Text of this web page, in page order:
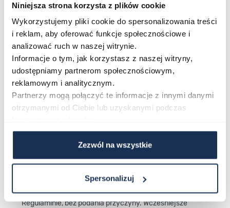
Niniejsza strona korzysta z plików cookie
Wykorzystujemy pliki cookie do spersonalizowania treści
i reklam, aby oferować funkcje społecznościowe i
analizować ruch w naszej witrynie.
Informacje o tym, jak korzystasz z naszej witryny,
udostępniamy partnerom społecznościowym,
reklamowym i analitycznym.
Partnerzy mogą połączyć te informacje z innymi danymi
otrzymanymi od Ciebie lub uzyskanymi podczas
Zezwól na wszystkie
Spersonalizuj
3.2.6 Za zakupy, w których została wykorzystana
3.2.7 Przyznane bony nie podlegają wymianie na
gotówkę.
4. Postanowienia końcowe
4.1. Niniejszy regulamin dostępny jest w Salonach Time
Trend oraz w sklepie internetowym timetrend.pl
4.2. Organizator zastrzega sobie prawo do zakończenia
Promocji we wcześniejszym terminie niż wskazany w
Regulaminie, bez podania przyczyny. Wcześniejsze